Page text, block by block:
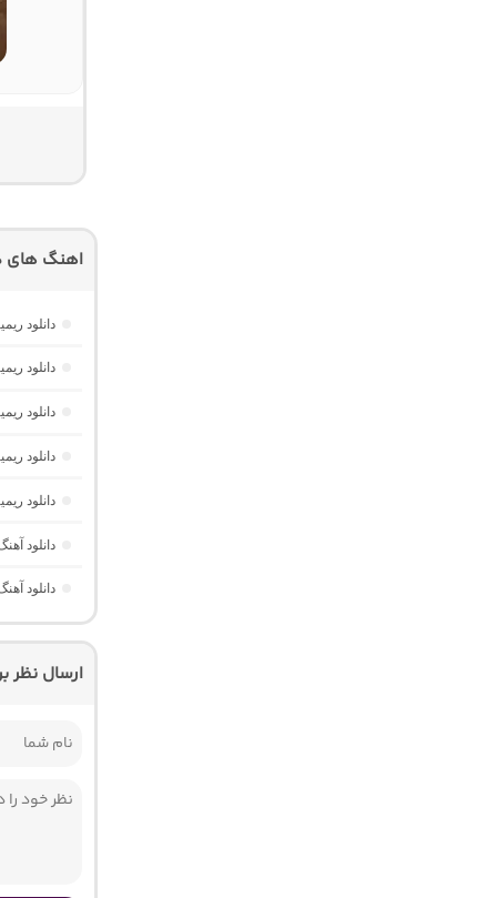
اهنگ های
دانلود ریمیکس تهران
دانلود ریمیکس موزیک
دانلود ریمیکس فیوژن
دانلود ریمیکس مینی
دانلود ریمیکس چیل نایت
دانلود
دانلود آهنگ نیمه شب 4
ارسال نظر